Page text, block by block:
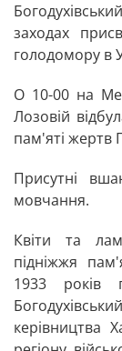
заходах
голодомору в
О 10-00 на
Лозовій
пам'яті жертв
Присутні
мовчання.
Квіти та
підніжжя
1933 років
керівництва